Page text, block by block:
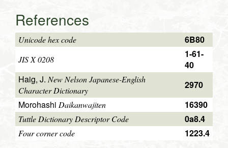
References
Unicode hex code 6B80
JIS X 0208
1-61-
40
Haig, J. New Nelson Japanese-English
Character Dictionary
2970
Morohashi Daikanwajiten 16390
Tuttle Dictionary Descriptor Code 0a8.4
Four corner code 1223.4